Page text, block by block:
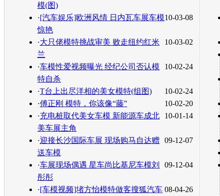
模(图)
10-03-08
·[汽车娱乐]欧洲风情 日内瓦车展车模
惊艳
10-03-02
·大只佬模特挑战审美 败走纽约红米
兰
10-02-24
·车模性爱视频曝光 经纪公司否认模
特自杀
10-02-24
·T台上出尽洋相的美女模特(组图)
10-02-20
·傅正刚 模特，你该像“藤”
10-01-14
·充电桩取代美女车模 新能源车成北
美车展主角
09-12-07
·迎接长沙国际车展 现场购马自达赠
送车模
09-12-04
·车展现场偶遇 星车尚比基尼车模刘
彤彤
08-04-26
·[车模视频]堵方怡模特做客搜狐汽车